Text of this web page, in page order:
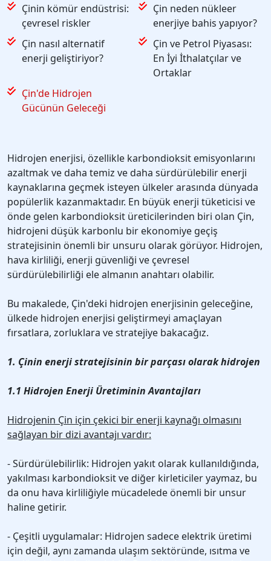
Çinin kömür endüstrisi:
çevresel riskler
Çin neden nükleer
enerjiye bahis yapıyor?
Çin nasıl alternatif
enerji geliştiriyor?
Çin ve Petrol Piyasası:
En İyi İthalatçılar ve
Ortaklar
Çin'de Hidrojen
Gücünün Geleceği
Hidrojen enerjisi, özellikle karbondioksit emisyonlarını
azaltmak ve daha temiz ve daha sürdürülebilir enerji
kaynaklarına geçmek isteyen ülkeler arasında dünyada
popülerlik kazanmaktadır. En büyük enerji tüketicisi ve
önde gelen karbondioksit üreticilerinden biri olan Çin,
hidrojeni düşük karbonlu bir ekonomiye geçiş
stratejisinin önemli bir unsuru olarak görüyor. Hidrojen,
hava kirliliği, enerji güvenliği ve çevresel
sürdürülebilirliği ele almanın anahtarı olabilir.
Bu makalede, Çin'deki hidrojen enerjisinin geleceğine,
ülkede hidrojen enerjisi geliştirmeyi amaçlayan
fırsatlara, zorluklara ve stratejiye bakacağız.
1. Çinin enerji stratejisinin bir parçası olarak hidrojen
1.1 Hidrojen Enerji Üretiminin Avantajları
Hidrojenin Çin için çekici bir enerji kaynağı olmasını
sağlayan bir dizi avantajı vardır:
- Sürdürülebilirlik: Hidrojen yakıt olarak kullanıldığında,
yakılması karbondioksit ve diğer kirleticiler yaymaz, bu
da onu hava kirliliğiyle mücadelede önemli bir unsur
haline getirir.
- Çeşitli uygulamalar: Hidrojen sadece elektrik üretimi
için değil, aynı zamanda ulaşım sektöründe, ısıtma ve